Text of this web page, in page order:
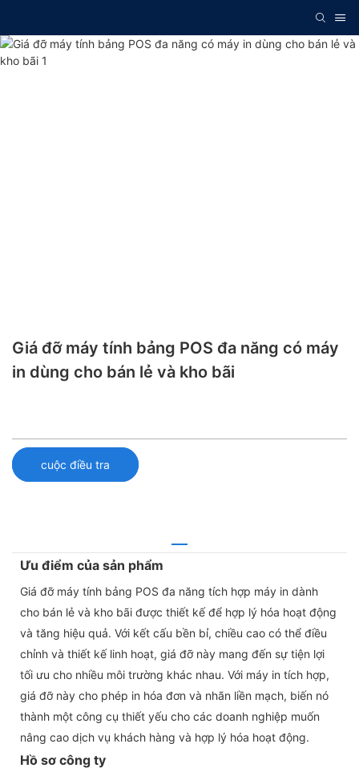
Giá đỡ máy tính bảng POS đa năng có máy
in dùng cho bán lẻ và kho bãi
cuộc điều tra
Ưu điểm của sản phẩm
Giá đỡ máy tính bảng POS đa năng tích hợp máy in dành
cho bán lẻ và kho bãi được thiết kế để hợp lý hóa hoạt động
và tăng hiệu quả. Với kết cấu bền bỉ, chiều cao có thể điều
chỉnh và thiết kế linh hoạt, giá đỡ này mang đến sự tiện lợi
tối ưu cho nhiều môi trường khác nhau. Với máy in tích hợp,
giá đỡ này cho phép in hóa đơn và nhãn liền mạch, biến nó
thành một công cụ thiết yếu cho các doanh nghiệp muốn
nâng cao dịch vụ khách hàng và hợp lý hóa hoạt động.
Hồ sơ công ty